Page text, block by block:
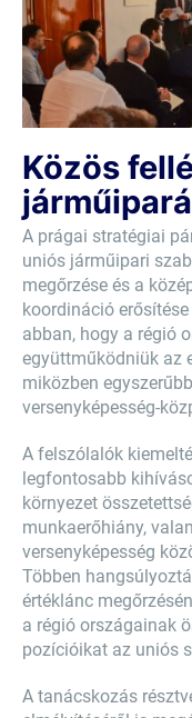
Közös
A prágai stratégiai
uniós járműipari
megőrzése és a
koordináció
abban, hogy a régió
együttműködniük az
miközben
versenyképesség-
A felszólalók
legfontosabb
környezet
munkaerőhiány,
versenyképesség
Többen
értéklánc
a régió országainak
pozícióikat az uniós
A tanácskozás